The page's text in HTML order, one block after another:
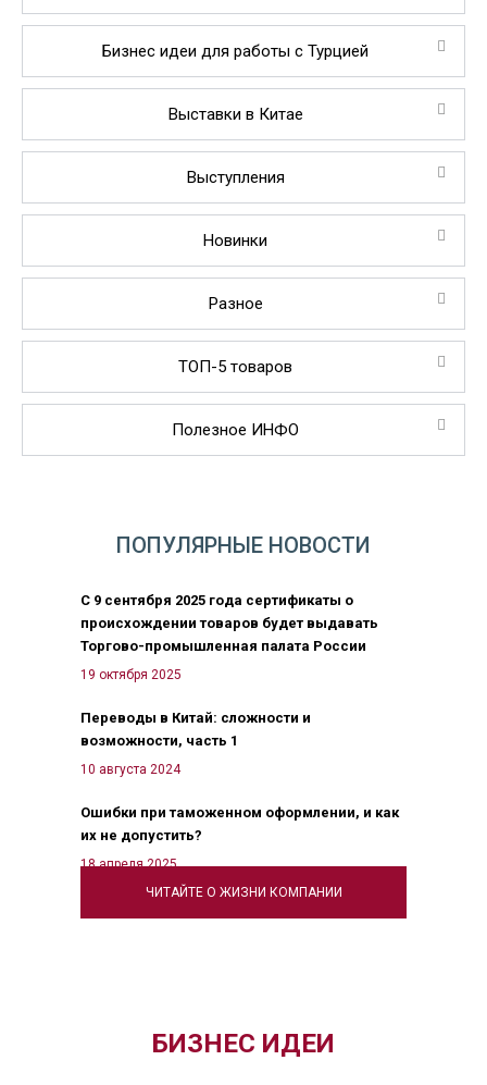
Бизнес идеи для работы с Турцией
Выставки в Китае
Выступления
Новинки
Разное
ТОП-5 товаров
Полезное ИНФО
ЧИТАЙТЕ О ЖИЗНИ КОМПАНИИ
ПОПУЛЯРНЫЕ НОВОСТИ
С 9 сентября 2025 года сертификаты о
происхождении товаров будет выдавать
Торгово-промышленная палата России
19 октября 2025
Переводы в Китай: сложности и
возможности, часть 1
10 августа 2024
Ошибки при таможенном оформлении, и как
их не допустить?
18 апреля 2025
БИЗНЕС ИДЕИ